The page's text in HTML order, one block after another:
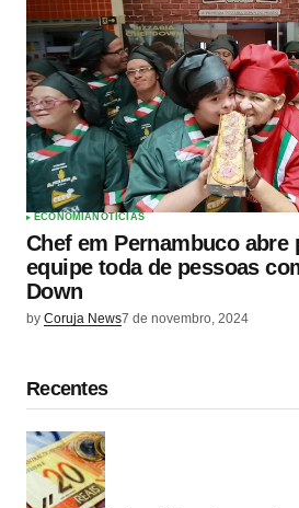
ECONOMIANOTÍCIAS
Chef em Pernambuco abre
equipe toda de pessoas
Down
by Coruja News7 de novembro, 2024
Recentes